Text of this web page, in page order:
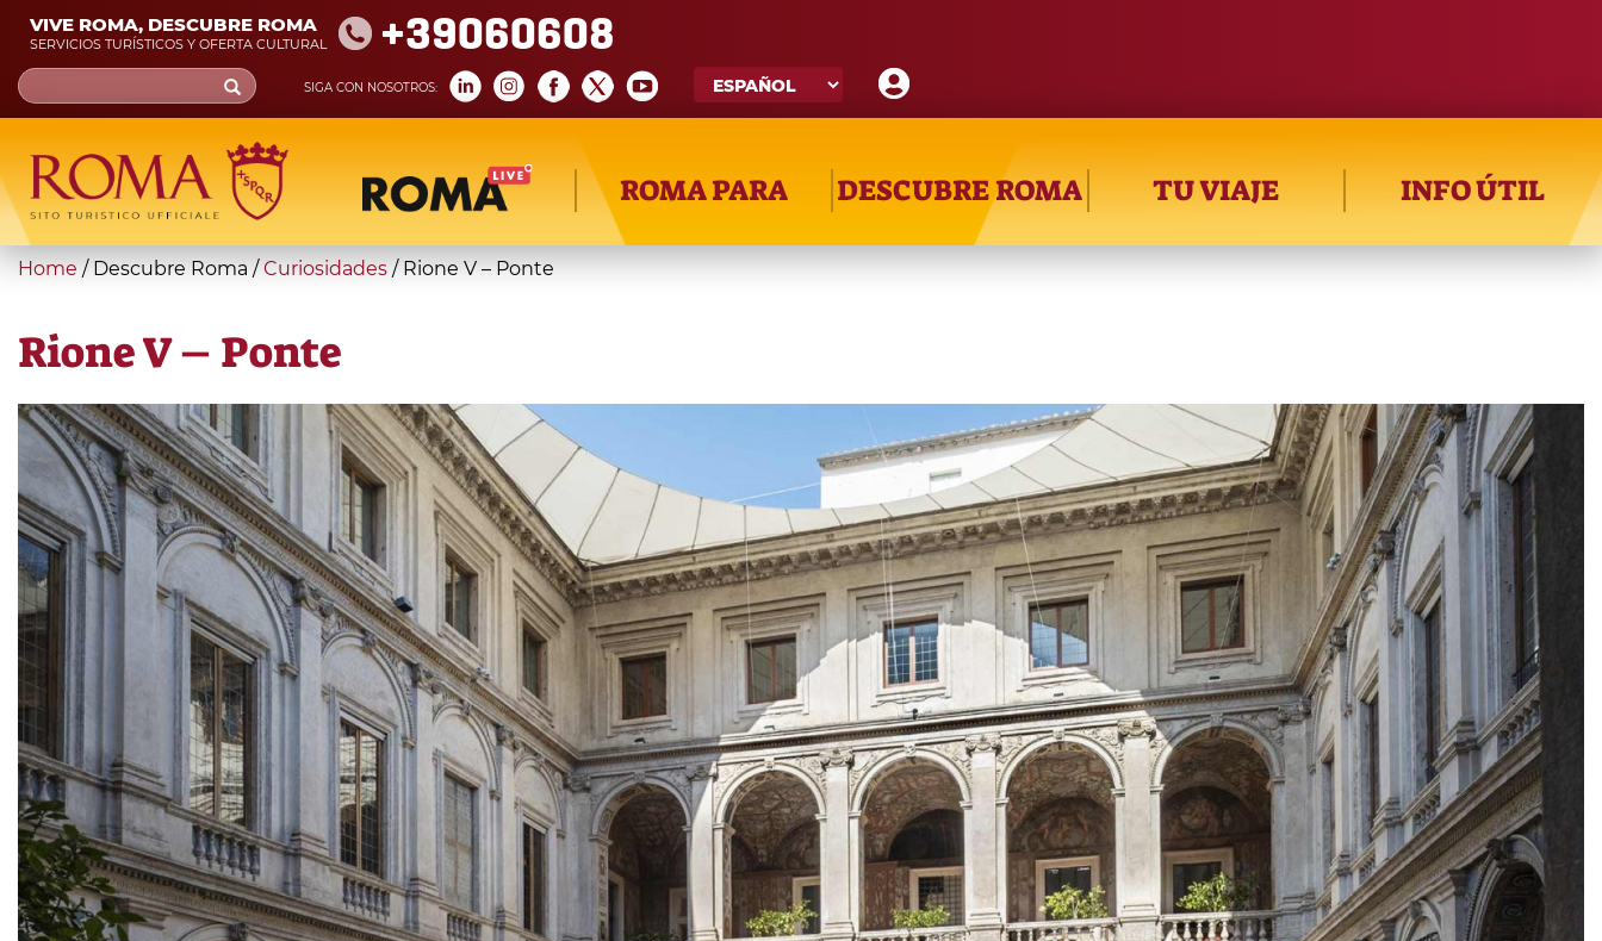
Skip
main
content
VIVE ROMA, DESCUBRE ROMA
SERVICIOS TURÍSTICOS Y OFERTA CULTURAL +39060608
SIGA CON NOSOTROS:
Search
form
Búsqueda
ROMA PARA DESCUBRE ROMA TU VIAJE INFO ÚTIL
You
here
Home / Descubre Roma /Curiosidades / Rione V – Ponte
Rione V – Ponte